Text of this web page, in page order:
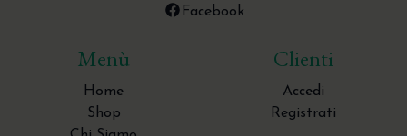
Facebook
Menù
Home
Shop
Clienti
Accedi
Registrati